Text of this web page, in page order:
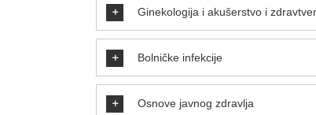
Ginekologija i akušerstvo i
Bolničke infekcije
Osnove javnog zdravlja